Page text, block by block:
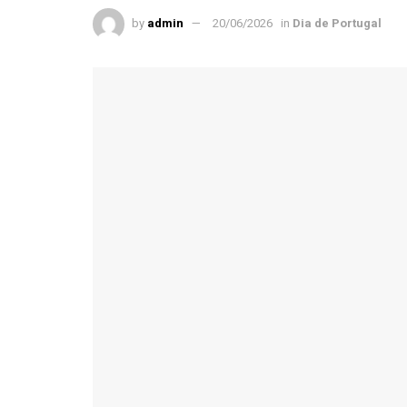
by admin 20/06/2026 in Dia de Portugal